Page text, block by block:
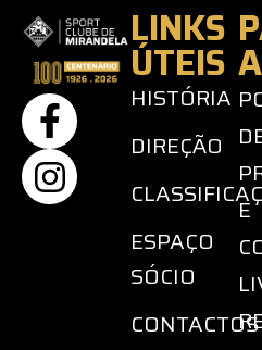
LINKS
ÚTEIS
HISTÓRIA
DIREÇÃO
ESPAÇO
SÓCIO
CONTACTOS
E